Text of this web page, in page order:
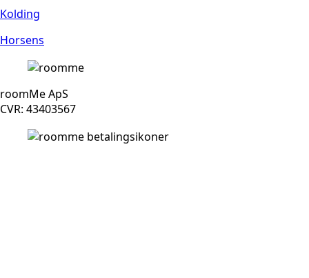
Kolding
Horsens
roomMe ApS
CVR: 43403567